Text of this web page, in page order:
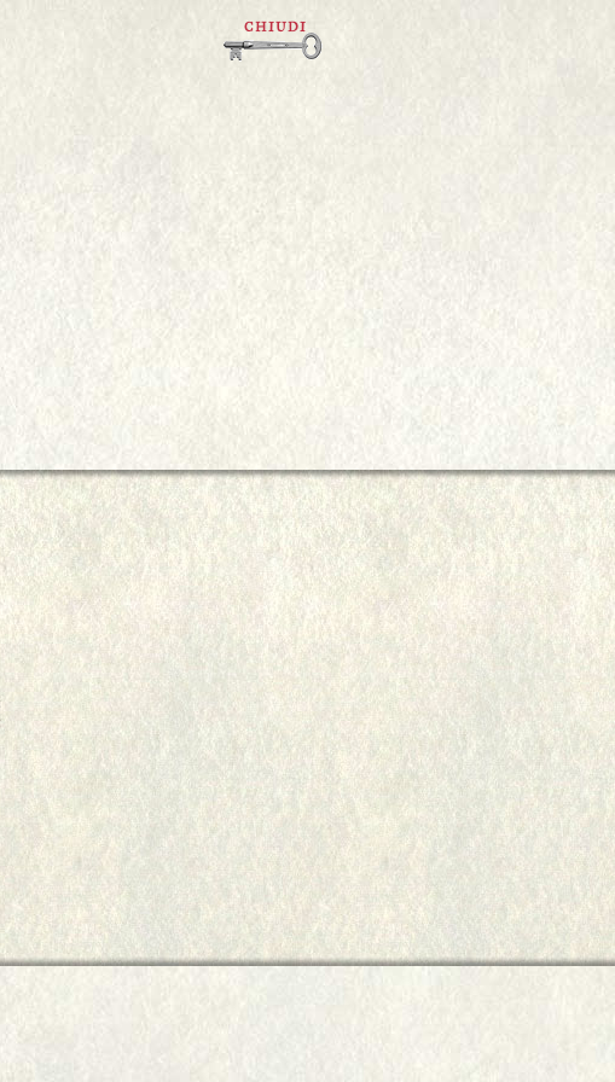
CHIUDI